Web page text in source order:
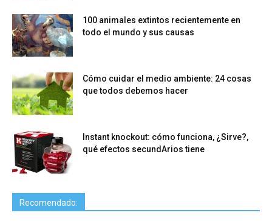
100 animales extintos recientemente en
todo el mundo y sus causas
Cómo cuidar el medio ambiente: 24 cosas
que todos debemos hacer
Instant knockout: cómo funciona, ¿Sirve?,
qué efectos secundArios tiene
Recomendado: